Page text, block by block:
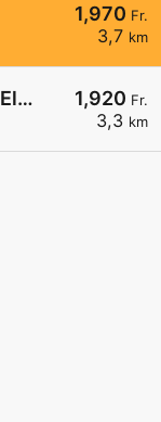
1,970 Fr.
3,7 km
1,920 Fr.
3,3 km
Ruedi Rüssel Tankstelle Garage Elmiger AG